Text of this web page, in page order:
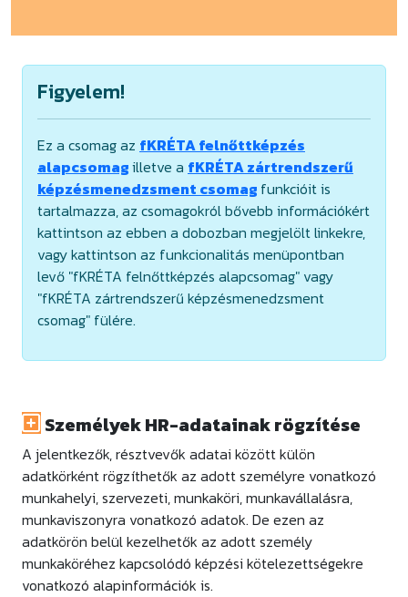
Figyelem!
Ez a csomag az fKRÉTA felnőttképzés
alapcsomagilletve a fKRÉTA zártrendszerű
képzésmenedzsment csomag funkcióit is
tartalmazza, az csomagokról bővebb információkért
kattintson az ebben a dobozban megjelölt linkekre,
vagy kattintson az funkcionalitás menüpontban
levő "fKRÉTA felnőttképzés alapcsomag" vagy
"fKRÉTA zártrendszerű képzésmenedzsment
csomag" fülére.
Személyek HR-adatainak rögzítése
A jelentkezők, résztvevők adatai között külön
adatkörként rögzíthetők az adott személyre vonatkozó
munkahelyi, szervezeti, munkaköri, munkavállalásra,
munkaviszonyra vonatkozó adatok. De ezen az
adatkörön belül kezelhetők az adott személy
munkaköréhez kapcsolódó képzési kötelezettségekre
vonatkozó alapinformációk is.